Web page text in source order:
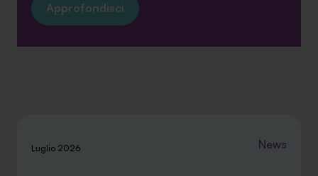
Approfondisci
Luglio 2026 News